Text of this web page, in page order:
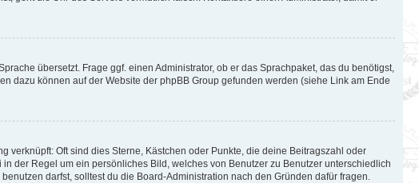
übersetzt. Frage ggf. einen Administrator, ob er das Sprachpaket, das du benötigst,
dazu können auf der Website der phpBB Group gefunden werden (siehe Link am Ende
verknüpft: Oft sind dies Sterne, Kästchen oder Punkte, die deine Beitragszahl oder
der Regel um ein persönliches Bild, welches von Benutzer zu Benutzer unterschiedlich
darfst, solltest du die Board-Administration nach den Gründen dafür fragen.